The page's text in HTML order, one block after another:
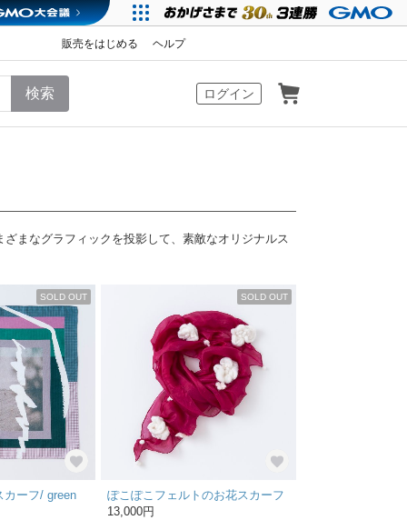
販売をはじめる ヘルプ
ログイン
まなグラフィックを投影して、素敵なオリジナルス
SOLD OUT
カーフ/ green
SOLD OUT
ぽこぽこフェルトのお花スカーフ
13,000円